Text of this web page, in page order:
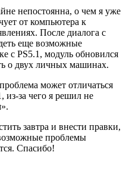
непостоянна, о чем я уже
от компьютера к
После диалога с
еще возможные
с PS5.1, модуль обновился
о двух личных машинах.
может отличаться
из-за чего я решил не
завтра и внести правки,
проблемы
Спасибо!